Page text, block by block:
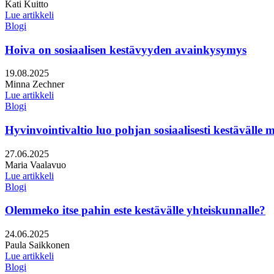
Kirjoittajat:
Kati Kuitto
Lue artikkeli
Blogi
Hoiva on sosiaalisen kestävyyden avainkysymys
Julkaistu:
19.08.2025
Kirjoittajat:
Minna Zechner
Lue artikkeli
Blogi
Hyvinvointivaltio luo pohjan sosiaalisesti kestävälle
Julkaistu:
27.06.2025
Kirjoittajat:
Maria Vaalavuo
Lue artikkeli
Blogi
Olemmeko itse pahin este kestävälle yhteiskunnalle?
Julkaistu:
24.06.2025
Kirjoittajat:
Paula Saikkonen
Lue artikkeli
Blogi